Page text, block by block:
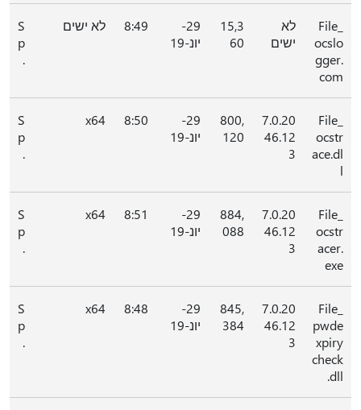
File_
ocslo
gger.
com
לא
ישים
15,3
60
29-
יונ-19
8:49 לא ישים
S
p
.
File_
ocstr
ace.dl
l
7.0.20
46.12
3
800,
120
29-
יונ-19
8:50
x64
S
p
.
File_
ocstr
acer.
exe
7.0.20
46.12
3
884,
088
29-
יונ-19
8:51
x64
S
p
.
File_
pwde
xpiry
check
.dll
7.0.20
46.12
3
845,
384
29-
יונ-19
8:48
x64
S
p
.